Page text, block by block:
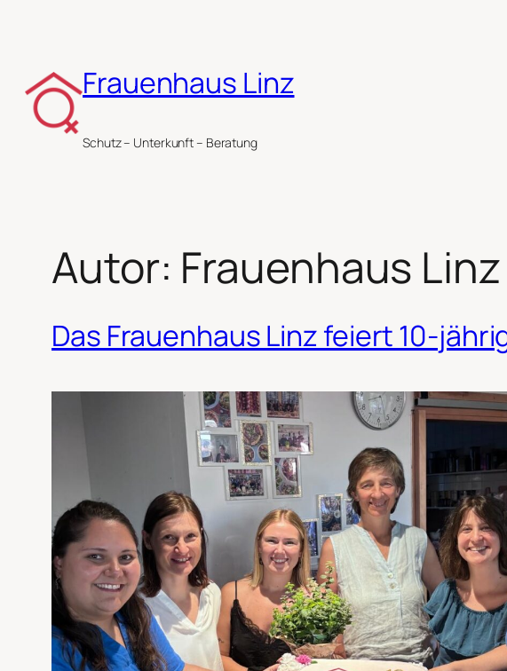
springenFrauenhaus Linz
Schutz – Unterkunft – Beratung
Autor: Frauenhaus Linz
Das Frauenhaus Linz feiert 10-